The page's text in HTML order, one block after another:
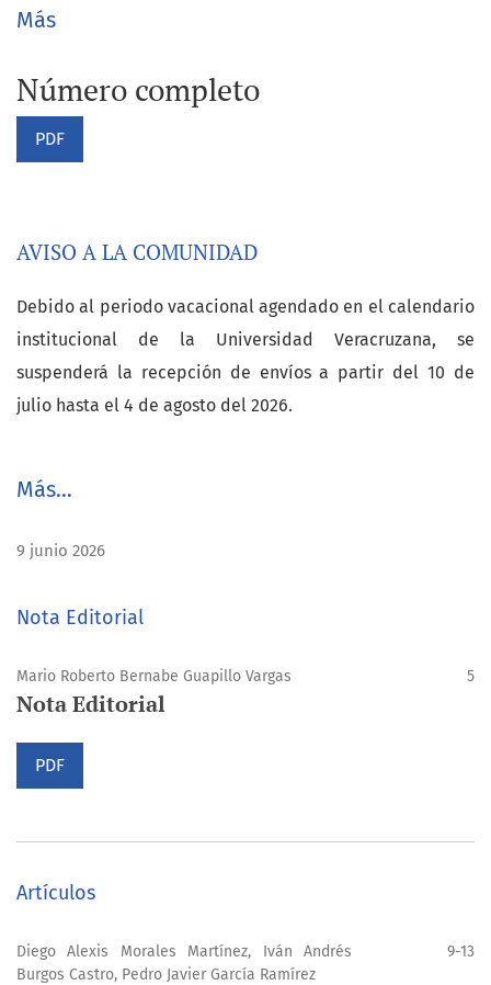
Más
Número completo
PDF
Avisos
AVISO A LA COMUNIDAD
Debido al periodo vacacional agendado en el calendario
institucional de la Universidad Veracruzana, se
suspenderá la recepción de envíos a partir del 10 de
julio hasta el 4 de agosto del 2026.
Más…
9 junio 2026
Nota Editorial
Mario Roberto Bernabe Guapillo Vargas 5
Nota Editorial
PDF
Artículos
Diego Alexis Morales Martínez, Iván Andrés
Burgos Castro, Pedro Javier García Ramírez
9-13